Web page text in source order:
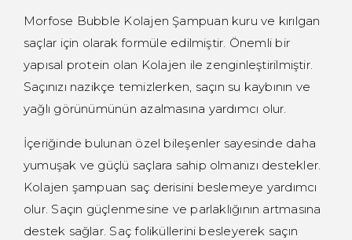
Morfose Bubble Kolajen Şampuan kuru ve kırılgan
saçlar için olarak formüle edilmiştir. Önemli bir
yapısal protein olan Kolajen ile zenginleştirilmiştir.
Saçınızı nazikçe temizlerken, saçın su kaybının ve
yağlı görünümünün azalmasına yardımcı olur.
İçeriğinde bulunan özel bileşenler sayesinde daha
yumuşak ve güçlü saçlara sahip olmanızı destekler.
Kolajen şampuan saç derisini beslemeye yardımcı
olur. Saçın güçlenmesine ve parlaklığının artmasına
destek sağlar. Saç foliküllerini besleyerek saçın